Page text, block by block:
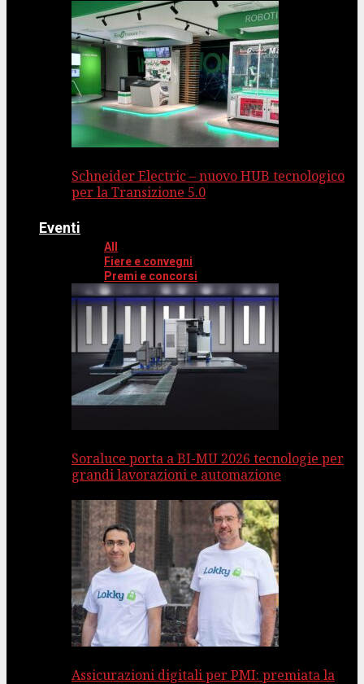
Schneider Electric – nuovo HUB tecnologico
per la Transizione 5.0
Eventi
All
Fiere e convegni
Premi e concorsi
Soraluce porta a BI-MU 2026 tecnologie per
grandi lavorazioni e automazione
Assicurazioni digitali per PMI: premiata la